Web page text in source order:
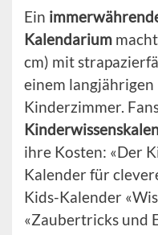
Ein
Kalendarium
cm) mit
einem
Kinderzimmer.
ihre Kosten: «Der
Kalender für
Kids-Kalender
«Zaubertricks und